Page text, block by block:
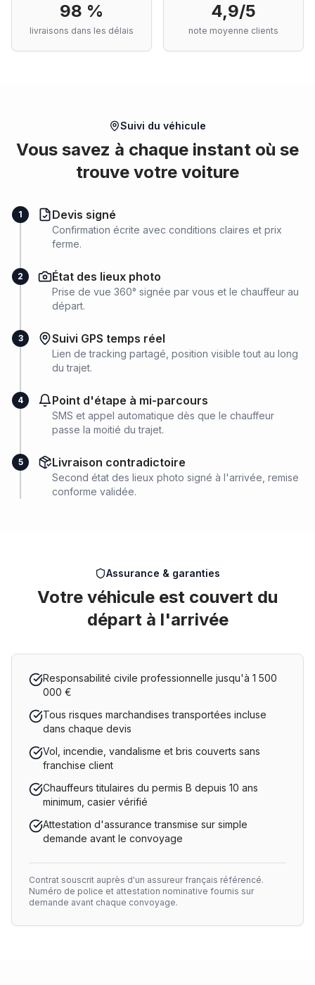
98 %
livraisons dans les délais
4,9/5
note moyenne clients
Suivi du véhicule
Vous savez à chaque instant où se
trouve votre voiture
1 Devis signé
Confirmation écrite avec conditions claires et prix
ferme.
2 État des lieux photo
Prise de vue 360° signée par vous et le chauffeur au
départ.
3 Suivi GPS temps réel
Lien de tracking partagé, position visible tout au long
du trajet.
4 Point d'étape à mi-parcours
SMS et appel automatique dès que le chauffeur
passe la moitié du trajet.
5 Livraison contradictoire
Second état des lieux photo signé à l'arrivée, remise
conforme validée.
Assurance & garanties
Votre véhicule est couvert du
départ à l'arrivée
Responsabilité civile professionnelle jusqu'à 1 500
000 €
Tous risques marchandises transportées incluse
dans chaque devis
Vol, incendie, vandalisme et bris couverts sans
franchise client
Chauffeurs titulaires du permis B depuis 10 ans
minimum, casier vérifié
Attestation d'assurance transmise sur simple
demande avant le convoyage
Contrat souscrit auprès d'un assureur français référencé.
Numéro de police et attestation nominative fournis sur
demande avant chaque convoyage.